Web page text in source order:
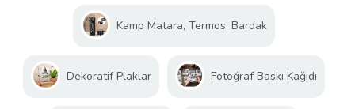
Kamp Matara, Termos, Bardak
Dekoratif Plaklar Fotoğraf Baskı Kağıdı